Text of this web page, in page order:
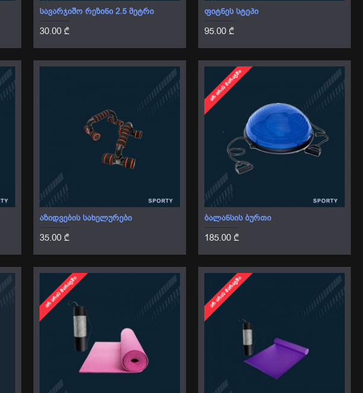
ᲡᲐᲕᲐᲠᲯᲘᲨᲝ ᲠᲔᲖᲘᲜᲘ 2.5 ᲛᲔᲢᲠᲘ
30.00 ₾
ᲤᲘᲢᲜᲔᲡ ᲡᲢᲔᲞᲘ
95.00 ₾
ᲐᲖᲘᲓᲕᲔᲑᲘᲡ ᲡᲐᲮᲔᲚᲣᲠᲔᲑᲘ
35.00 ₾
ᲐᲠ ᲐᲠᲘᲡ ᲛᲐᲠᲐᲒᲨᲘ
ᲑᲐᲚᲐᲜᲡᲘᲡ ᲑᲣᲠᲗᲘ
185.00 ₾
ᲐᲠ ᲐᲠᲘᲡ ᲛᲐᲠᲐᲒᲨᲘ ᲐᲠ ᲐᲠᲘᲡ ᲛᲐᲠᲐᲒᲨᲘ